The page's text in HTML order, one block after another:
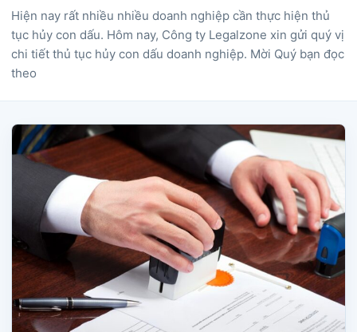
Hiện nay rất nhiều nhiều doanh nghiệp cần thực hiện thủ
tục hủy con dấu. Hôm nay, Công ty Legalzone xin gửi quý vị
chi tiết thủ tục hủy con dấu doanh nghiệp. Mời Quý bạn đọc
theo